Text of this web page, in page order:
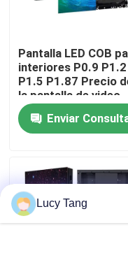
Recorrido por la
Control de calidad
Contacta con
Noticias
Pantalla LED COB
interiores P0.9 P1.2
P1.5 P1.87 Precio
la pantalla de video
Pantalla LED para
interiores Pantalla
COB
Enviar
Lucy Tang